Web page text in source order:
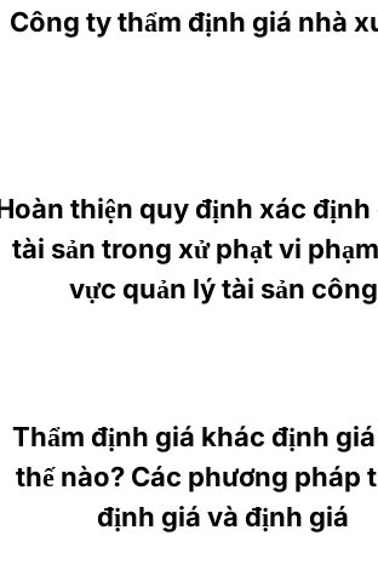
Công ty thẩm định giá nhà
thiện quy định xác định
tài sản trong xử phạt vi
vực quản lý tài sản công
Thẩm định giá khác định
thế nào? Các phương pháp
định giá và định giá